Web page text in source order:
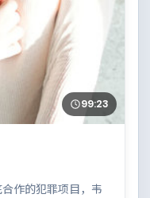
99:23
作的犯罪项目，韦